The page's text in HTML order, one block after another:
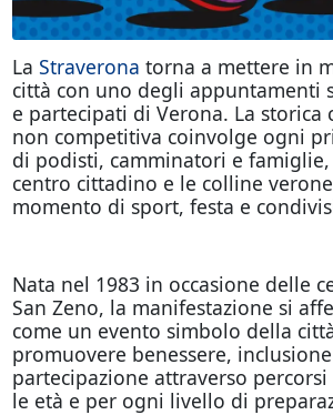
La Straverona torna a mettere in
città con uno degli appuntamenti
e partecipati di Verona. La storica
non competitiva coinvolge ogni
di podisti, camminatori e
centro cittadino e le colline
momento di sport, festa e
Nata nel 1983 in occasione delle
San Zeno, la manifestazione si
come un evento simbolo della
promuovere benessere,
partecipazione attraverso
le età e per ogni livello di